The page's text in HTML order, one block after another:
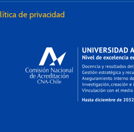
de privacidad